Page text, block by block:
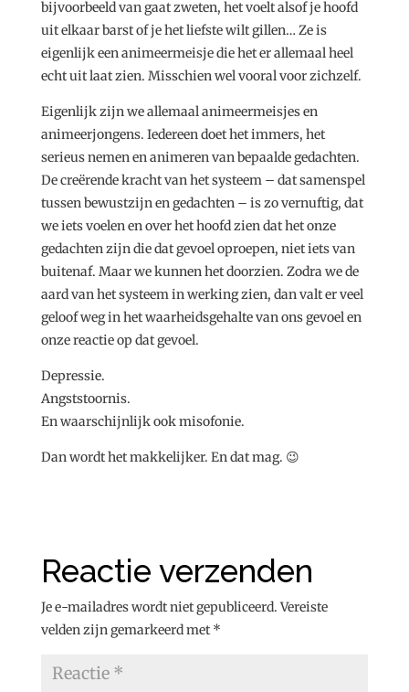
bijvoorbeeld van gaat zweten, het voelt alsof je hoofd
uit elkaar barst of je het liefste wilt gillen… Ze is
eigenlijk een animeermeisje die het er allemaal heel
echt uit laat zien. Misschien wel vooral voor zichzelf.
Eigenlijk zijn we allemaal animeermeisjes en
animeerjongens. Iedereen doet het immers, het
serieus nemen en animeren van bepaalde gedachten.
De creërende kracht van het systeem – dat samenspel
tussen bewustzijn en gedachten – is zo vernuftig, dat
we iets voelen en over het hoofd zien dat het onze
gedachten zijn die dat gevoel oproepen, niet iets van
buitenaf. Maar we kunnen het doorzien. Zodra we de
aard van het systeem in werking zien, dan valt er veel
geloof weg in het waarheidsgehalte van ons gevoel en
onze reactie op dat gevoel.
Depressie.
Angststoornis.
En waarschijnlijk ook misofonie.
Dan wordt het makkelijker. En dat mag. 😉
Reactie verzenden
Je e-mailadres wordt niet gepubliceerd. Vereiste
velden zijn gemarkeerd met *